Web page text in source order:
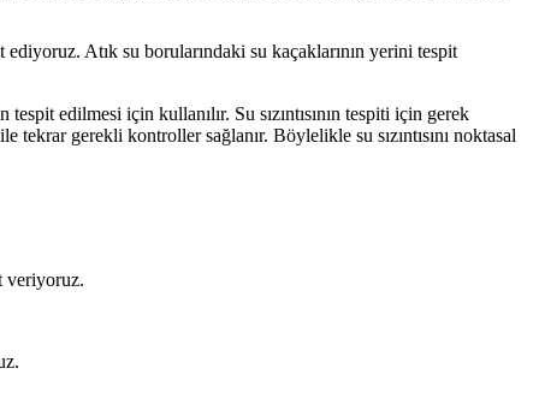
Atık su borularındaki su kaçaklarının yerini tespit
edilmesi için kullanılır. Su sızıntısının tespiti için gerek
gerekli kontroller sağlanır. Böylelikle su sızıntısını noktasal
veriyoruz.